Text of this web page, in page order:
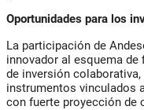
Oportunidades para los
La participación de
innovador al esquema
de inversión
instrumentos vinculados
con fuerte proyección de